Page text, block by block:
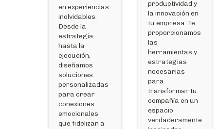
en experiencias
inolvidables.
Desde la
estrategia
hasta la
ejecución,
diseñamos
soluciones
personalizadas
para crear
conexiones
emocionales
que fidelizan a
productividad y
la innovación en
tu empresa. Te
proporcionamos
las
herramientas y
estrategias
necesarias
para
transformar tu
compañía en un
espacio
verdaderamente